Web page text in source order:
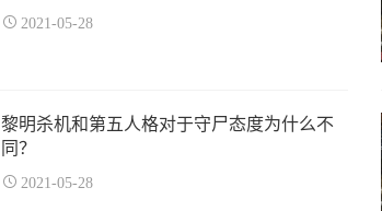
2021-05-28
黎明杀机和第五人格对于守尸态度为什么不
同？
2021-05-28